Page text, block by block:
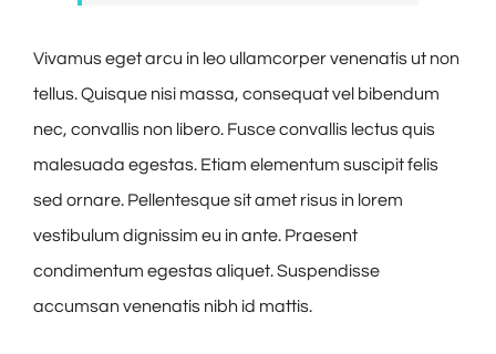
Vivamus eget arcu in leo ullamcorper venenatis ut non
tellus. Quisque nisi massa, consequat vel bibendum
nec, convallis non libero. Fusce convallis lectus quis
malesuada egestas. Etiam elementum suscipit felis
sed ornare. Pellentesque sit amet risus in lorem
vestibulum dignissim eu in ante. Praesent
condimentum egestas aliquet. Suspendisse
accumsan venenatis nibh id mattis.